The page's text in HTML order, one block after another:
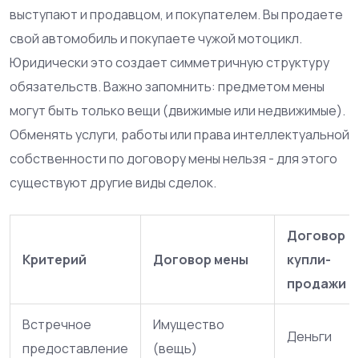
выступают и продавцом, и покупателем. Вы продаете
свой автомобиль и покупаете чужой мотоцикл.
Юридически это создает симметричную структуру
обязательств. Важно запомнить: предметом мены
могут быть только вещи (движимые или недвижимые).
Обменять услуги, работы или права интеллектуальной
собственности по договору мены нельзя - для этого
существуют другие виды сделок.
Критерий Договор мены
Договор
купли-
продажи
Встречное
предоставление
Имущество
(вещь)
Деньги